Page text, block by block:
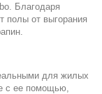
Благодаря
полы от выгорания
для жилых
с ее помощью,